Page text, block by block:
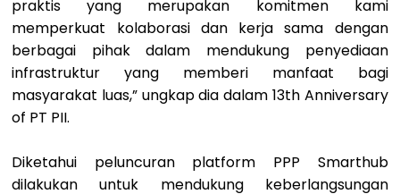
praktis yang merupakan komitmen kami
memperkuat kolaborasi dan kerja sama dengan
berbagai pihak dalam mendukung penyediaan
infrastruktur yang memberi manfaat bagi
masyarakat luas,” ungkap dia dalam 13th Anniversary
of PT PII.
Diketahui peluncuran platform PPP Smarthub
dilakukan untuk mendukung keberlangsungan